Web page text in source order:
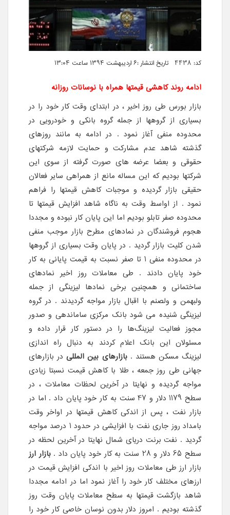
کد: 4438 تاریخ انتشار :۶ اردیبهشت ۱۳۹۴ ساعت ۱۳:۰۴
ادامه روند کاهشی قیمتها همراه با نوسانات روزانه
بازار بورس طی روز اخیر ، در ابتدای وقت کار خود را در
بسیاری از گروهها از جمله گروه بانکی و خودرویی در
محدوده منفی آغاز نمود . در ادامه به مانند روزهای
گذشته شاهد عدم مشارکت و حمایت لازمه شرکتهای
حقوقی و بعضا عرضه های صورت گرفته از سوی این
شرکتها بودیم که این مساله مانع از همراهی سایر فعالان
حقیقی بازار گردیده و موجبات کاهش قیمتها را فراهم
نمود . از اواسط وقت به ناگاه شاهد افزایش قیمتها تا
محدوده صفر تابلو بودیم اما این پایان کار نبوده و مجددا
هجوم فروشندگان در نمادهای مطرح بازار موجب منفی
شدن کلیت بازار گردید . در پایان وقت بسیاری از گروهها
در محدوده منفی 1 تا صفر نسبت به قیمت پایانی به کار
خود پایان دادند . طی معاملات روز اخیر نمادهای
ساختمانی و همچنین برخی نمادها لیزینگی از جمله
ولبهمن و ولصنم با اقبال بازار مواجه گردیدند . در گروه
لیزینگی شنیده می شود بانک مرکزی ساماندهی و صدور
مجوز فعالیت لیزینگ‌ها را در دستور کار قرار داده و
مسئولان این بانک اعلام کردند به دنبال راه اندازی
لیزینگ مسکن هستند .بازارهای بین المللیدر بازارهای
جهانی طی روز جمعه ، طلا با کاهش قیمت نسبتا زیادی
مواجه گردیده و نهایتا در آخرین لحظات معاملات ، در
سطح 1179 دلار و 47 سنت به کار خود پایان داد . اما در
بازار نفت ، پس از اندکی کاهش قیمتها در اواخر وقت
بامداد روز جاری نفت با افزایشی در حدود 1 درصد مواجه
گردید . نفت برنت دریای شمال نهایتا در آخرین لحظه در
سطح 65 دلار و 28 سنت به کار خود پایان داد .
بازار ارز
بازار ارز طی معاملات روز اخیر با اندکی افزایش قیمت در
ارزهای مختلف کار خود را آغاز نمود اما در ادامه مجددا
شاهد بازگشت قیمتها به سطح معاملات پایان وقت روز
گذشته بودیم . امروز دلار بدون نوسان خاصی کار خود را